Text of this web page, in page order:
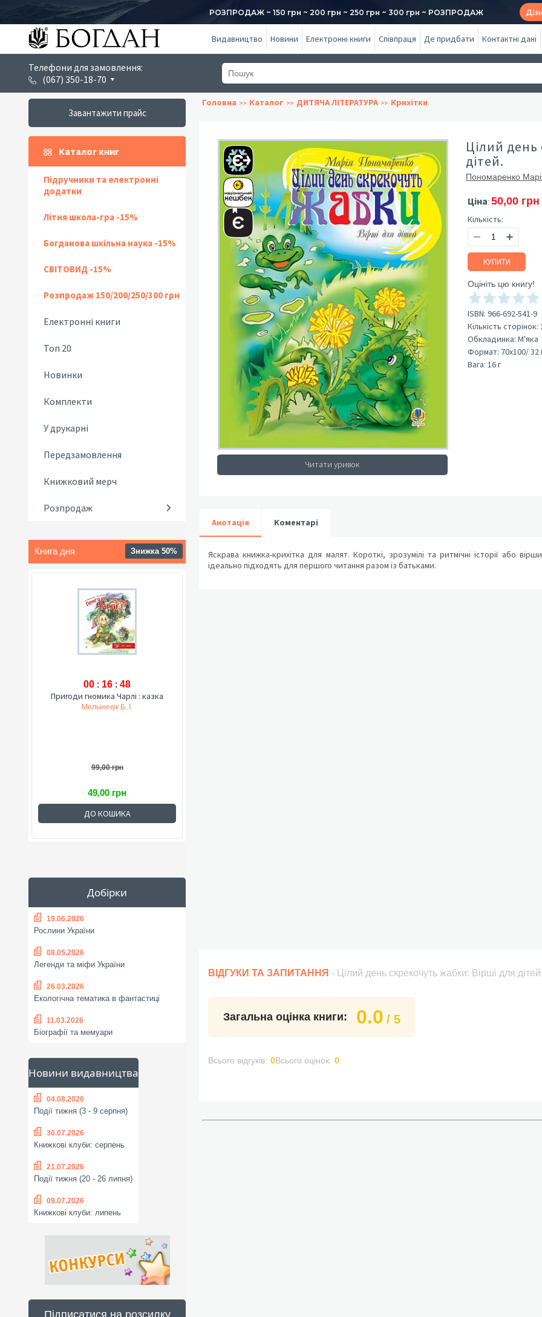
РОЗПРОДАЖ ~ 150 грн ~ 200 грн ~ 250 грн ~ 300 грн ~ РОЗПРОДАЖ
Видавництво Новини Електронні книги Співпраця Де придбати Контактні дані
Телефони для замовлення:
(067) 350-18-70
Завантажити прайс
Каталог книг
Підручники та електронні
додатки
Літня школа-гра -15%
Богданова шкільна наука -15%
СВІТОВИД -15%
Розпродаж 150/200/250/300 грн
Електронні книги
Топ 20
Новинки
Комплекти
У друкарні
Передзамовлення
Книжковий мерч
Розпродаж
Книга дня Знижка 50%
00 : 16 : 47
Пригоди гномика Чарлі : казка
Мельничук Б. І.
99,00 грн
49,00 грн
ДО КОШИКА
Добірки
19.06.2026
Рослини України
08.05.2026
Легенди та міфи України
26.03.2026
Екологічна тематика в фантастиці
11.03.2026
Біографії та мемуари
Новини видавництва
04.08.2026
Події тижня (3 - 9 серпня)
30.07.2026
Книжкові клуби: серпень
21.07.2026
Події тижня (20 - 26 липня)
09.07.2026
Книжкові клуби: липень
Підписатися на розсилку
Головна Каталог ДИТЯЧА ЛІТЕРАТУРА Крихітки
Читати уривок
Цілий день
дітей.
Пономаренко
Ціна: 50,00 грн
Кількість:
КУПИТИ
Оцініть цю книгу!
ISBN: 966-692-541-9
Кількість сторінок:
Обкладинка: М'яка
Формат: 70х100/ 32
Вага: 16 г
Анотація Коментарі
Яскрава книжка-крихітка для малят. Короткі, зрозумілі та ритмічні історії або
ідеально підходять для першого читання разом із батьками.
ВІДГУКИ ТА ЗАПИТАННЯ - Цілий день скрекочуть жабки: Вірші для
Загальна оцінка книги: 0.0 / 5
Всього відгуків: 0Всього оцінок: 0